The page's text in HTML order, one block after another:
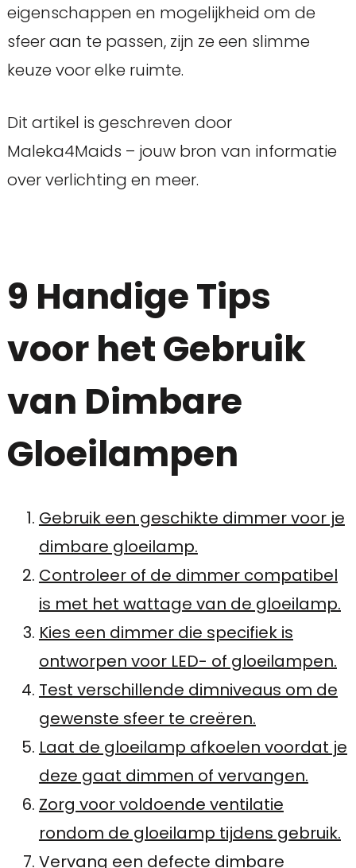
eigenschappen en mogelijkheid om de
sfeer aan te passen, zijn ze een slimme
keuze voor elke ruimte.
Dit artikel is geschreven door
Maleka4Maids – jouw bron van informatie
over verlichting en meer.
9 Handige Tips
voor het Gebruik
van Dimbare
Gloeilampen
Gebruik een geschikte dimmer voor je
dimbare gloeilamp.
Controleer of de dimmer compatibel
is met het wattage van de gloeilamp.
Kies een dimmer die specifiek is
ontworpen voor LED- of gloeilampen.
Test verschillende dimniveaus om de
gewenste sfeer te creëren.
Laat de gloeilamp afkoelen voordat je
deze gaat dimmen of vervangen.
Zorg voor voldoende ventilatie
rondom de gloeilamp tijdens gebruik.
Vervang een defecte dimbare